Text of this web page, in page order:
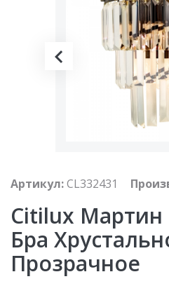
Артикул:CL332431
Citilux Мартин
Бра
Прозрачное